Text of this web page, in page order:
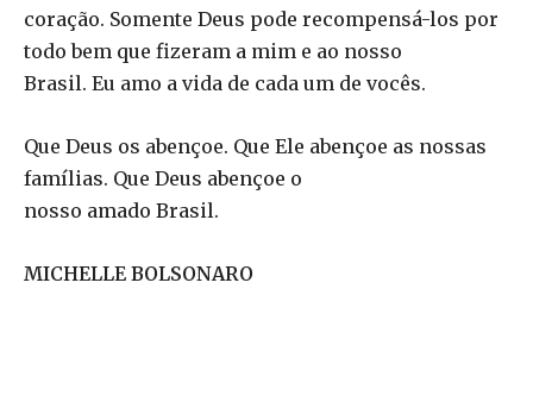
coração. Somente Deus pode recompensá-los por
todo bem que fizeram a mim e ao nosso
Brasil. Eu amo a vida de cada um de vocês.
Que Deus os abençoe. Que Ele abençoe as nossas
famílias. Que Deus abençoe o
nosso amado Brasil.
MICHELLE BOLSONARO